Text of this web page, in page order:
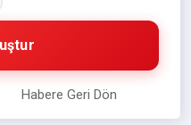
Habere Geri Dön